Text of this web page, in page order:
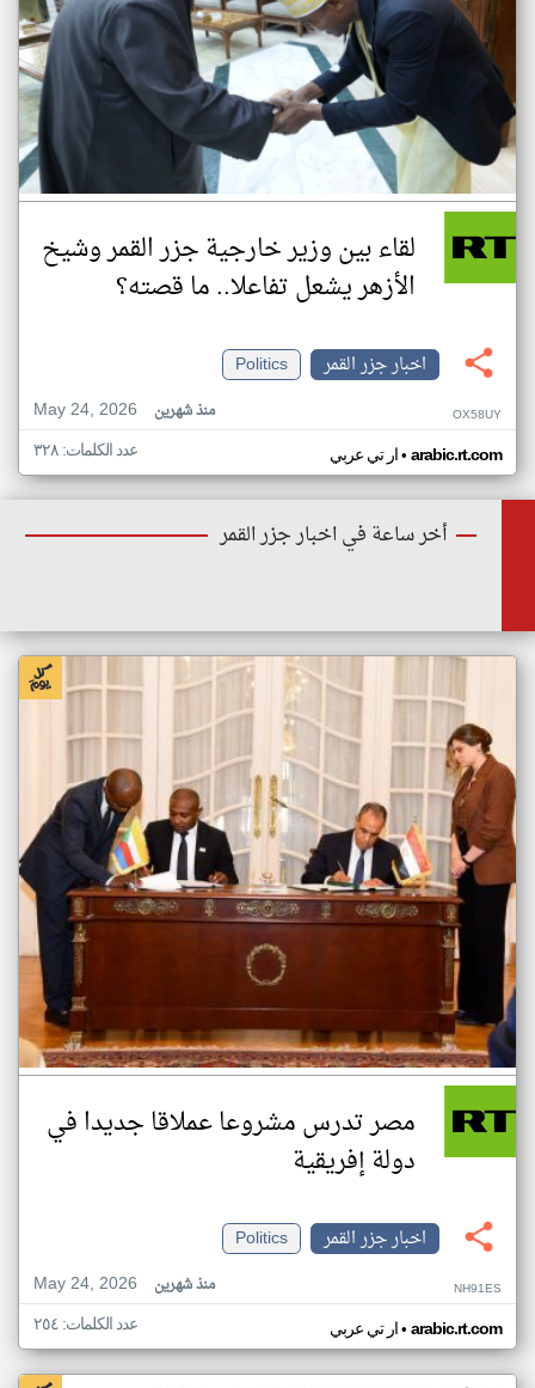
لقاء بين وزير خارجية جزر القمر وشيخ
الأزهر يشعل تفاعلا.. ما قصته؟
اخبار جزر القمر
Politics
May 24, 2026
منذ شهرين OX58UY
ار تي عربي• arabic.rt.com عدد الكلمات: ٣٢٨
أخر ساعة في اخبار جزر القمر
مصر تدرس مشروعا عملاقا جديدا في
دولة إفريقية
اخبار جزر القمر
Politics
May 24, 2026
منذ شهرين NH91ES
ار تي عربي• arabic.rt.com عدد الكلمات: ٢٥٤